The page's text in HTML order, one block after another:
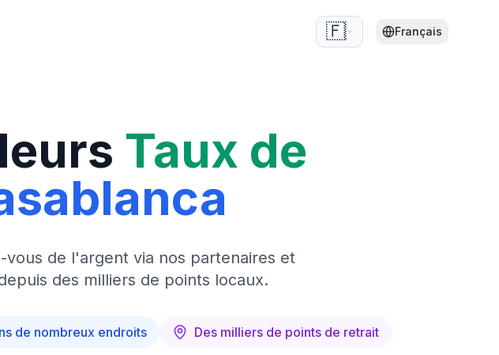
🇫🇷 Français
Taux de
de l'argent via nos partenaires et
des milliers de points locaux.
de nombreux endroits Des milliers de points de retrait